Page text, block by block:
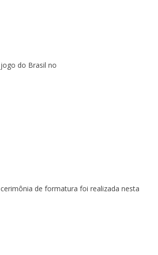
do Brasil no
de formatura foi realizada nesta